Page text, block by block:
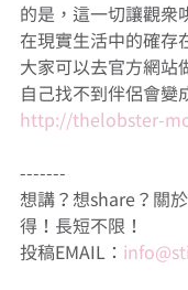
的是，這一切讓觀眾
在現實生活中的確存
大家可以去官方網站
自己找不到伴侶會變
http://thelobster-
-------
想講？想share？關
得！長短不限！
投稿EMAIL：